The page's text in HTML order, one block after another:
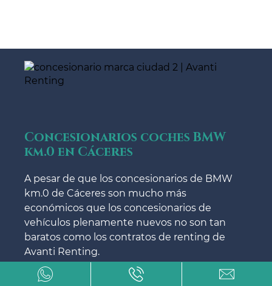
Concesionarios coches BMW
km.0 en Cáceres
A pesar de que los concesionarios de BMW
km.0 de Cáceres son mucho más
económicos que los concesionarios de
vehículos plenamente nuevos no son tan
baratos como los contratos de renting de
Avanti Renting.
¿Sabías que Avanti Renting tienen unos